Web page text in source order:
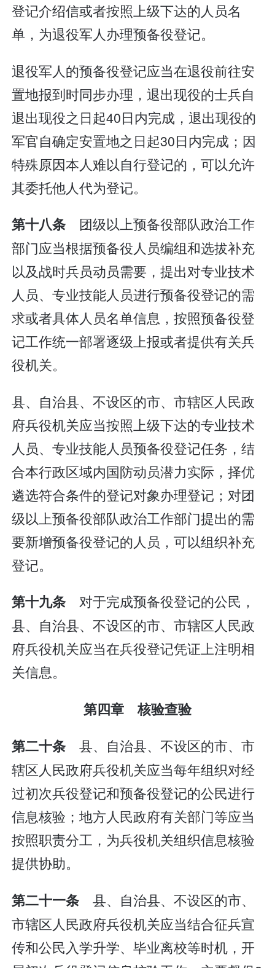
登记介绍信或者按照上级下达的人员名
单，为退役军人办理预备役登记。
退役军人的预备役登记应当在退役前往安
置地报到时同步办理，退出现役的士兵自
退出现役之日起40日内完成，退出现役的
军官自确定安置地之日起30日内完成；因
特殊原因本人难以自行登记的，可以允许
其委托他人代为登记。
第十八条 团级以上预备役部队政治工作
部门应当根据预备役人员编组和选拔补充
以及战时兵员动员需要，提出对专业技术
人员、专业技能人员进行预备役登记的需
求或者具体人员名单信息，按照预备役登
记工作统一部署逐级上报或者提供有关兵
役机关。
县、自治县、不设区的市、市辖区人民政
府兵役机关应当按照上级下达的专业技术
人员、专业技能人员预备役登记任务，结
合本行政区域内国防动员潜力实际，择优
遴选符合条件的登记对象办理登记；对团
级以上预备役部队政治工作部门提出的需
要新增预备役登记的人员，可以组织补充
登记。
第十九条对于完成预备役登记的公民，
县、自治县、不设区的市、市辖区人民政
府兵役机关应当在兵役登记凭证上注明相
关信息。
第四章 核验查验
第二十条 县、自治县、不设区的市、市
辖区人民政府兵役机关应当每年组织对经
过初次兵役登记和预备役登记的公民进行
信息核验；地方人民政府有关部门等应当
按照职责分工，为兵役机关组织信息核验
提供协助。
第二十一条 县、自治县、不设区的市、
市辖区人民政府兵役机关应当结合征兵宣
传和公民入学升学、毕业离校等时机，开